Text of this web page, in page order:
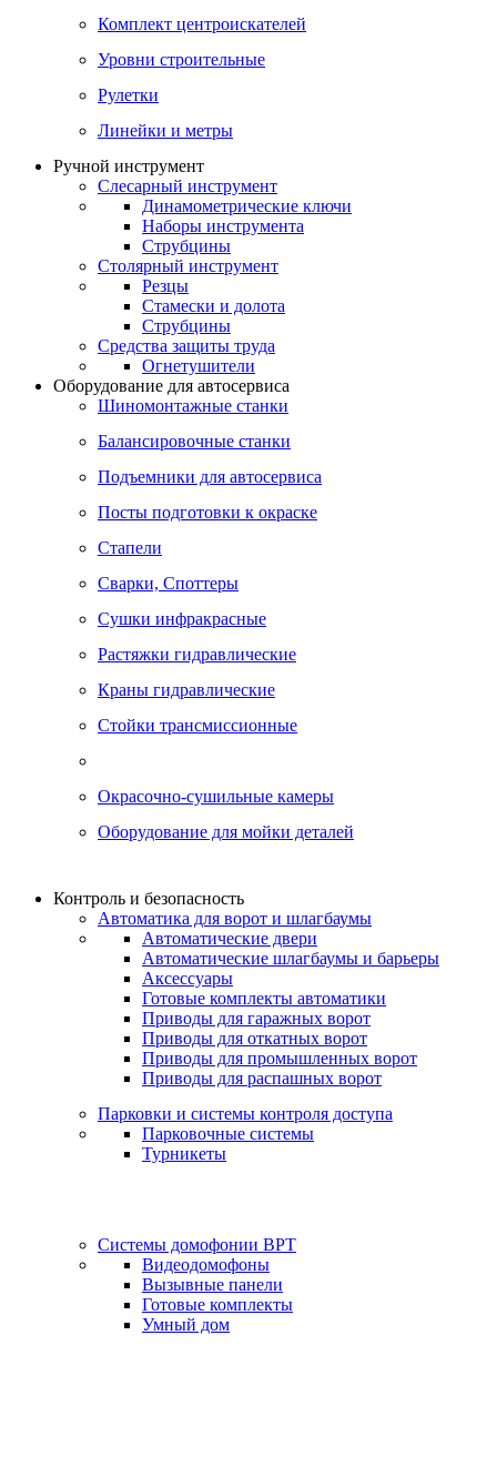
Комплект центроискателей
Уровни строительные
Рулетки
Линейки и метры
Ручной инструмент
Слесарный инструмент
Динамометрические ключи
Наборы инструмента
Струбцины
Столярный инструмент
Резцы
Стамески и долота
Струбцины
Средства защиты труда
Огнетушители
Оборудование для автосервиса
Шиномонтажные станки
Балансировочные станки
Подъемники для автосервиса
Посты подготовки к окраске
Стапели
Сварки, Cпоттеры
Сушки инфракрасные
Растяжки гидравлические
Краны гидравлические
Стойки трансмиссионные
Окрасочно-сушильные камеры
Оборудование для мойки деталей
Контроль и безопасность
Автоматика для ворот и шлагбаумы
Автоматические двери
Автоматические шлагбаумы и барьеры
Аксессуары
Готовые комплекты автоматики
Приводы для гаражных ворот
Приводы для откатных ворот
Приводы для промышленных ворот
Приводы для распашных ворот
Парковки и системы контроля доступа
Парковочные системы
Турникеты
Системы домофонии BPT
Видеодомофоны
Вызывные панели
Готовые комплекты
Умный дом